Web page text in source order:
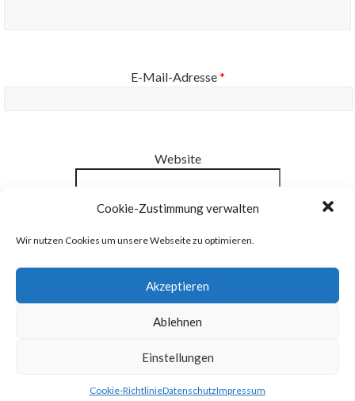
Cookie-Zustimmung verwalten
Wir nutzen Cookies um unsere Webseite zu optimieren.
Akzeptieren
Ablehnen
Einstellungen
Cookie-RichtlinieDatenschutzImpressum
E-Mail-Adresse*
Website
Benachrichtige mich über neue Beiträge via E-Mail.
Unsere Mission